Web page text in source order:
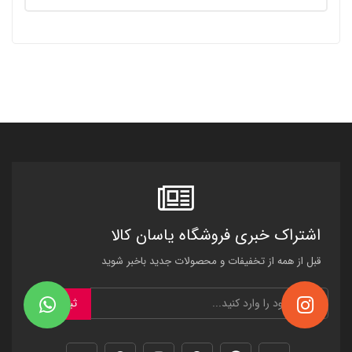
اشتراک خبری فروشگاه یاسان کالا
قبل از همه از تخفیفات و محصولات جدید باخبر شوید
ثبت نام